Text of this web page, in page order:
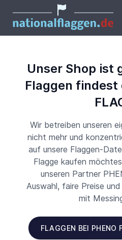
Unser Shop ist
Flaggen findest
Wir betreiben unseren
nicht mehr und
auf unsere Flaggen-
Flagge kaufen
unseren Partner
Auswahl, faire Preise
mit
FLAGGEN BEI PHENO